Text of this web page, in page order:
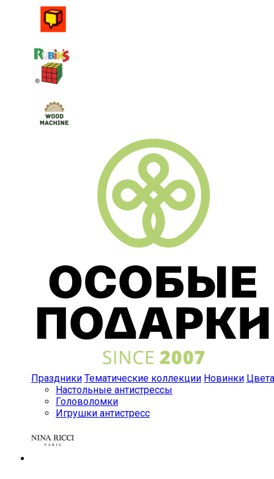
Праздники Тематические коллекции Новинки Цвета
Настольные антистрессы
Головоломки
Игрушки антистресс